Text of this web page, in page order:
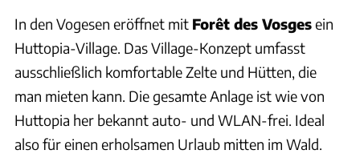
In den Vogesen eröffnet mit Forêt des Vosgesein
Huttopia-Village. Das Village-Konzept umfasst
ausschließlich komfortable Zelte und Hütten, die
man mieten kann. Die gesamte Anlage ist wie von
Huttopia her bekannt auto- und WLAN-frei. Ideal
also für einen erholsamen Urlaub mitten im Wald.